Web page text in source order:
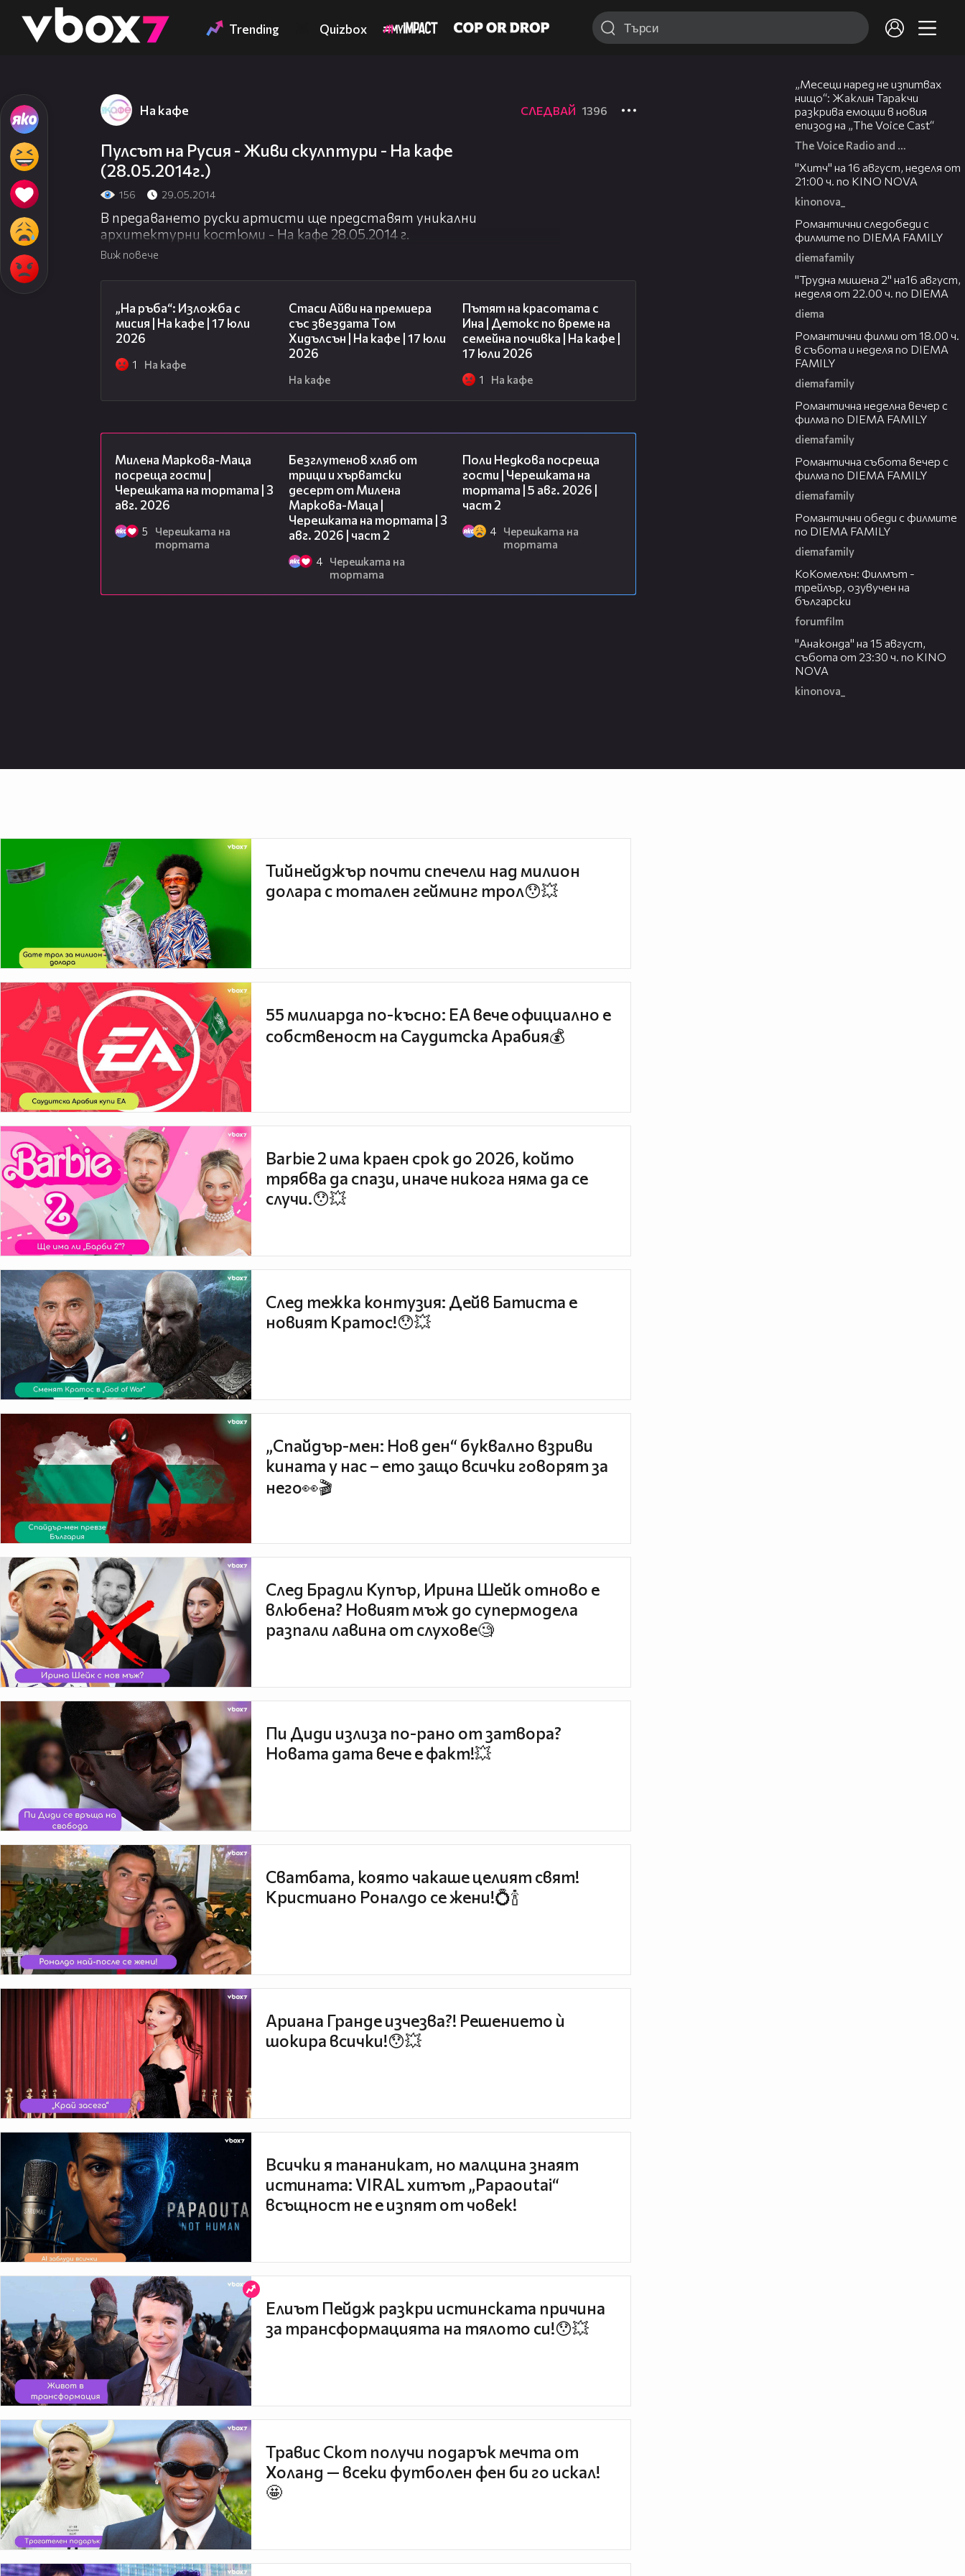
👾 Trending Quizbox
На кафе СЛЕДВАЙ 1396
Пулсът на Русия - Живи скулптури - На кафе
(28.05.2014г.)
156 29.05.2014
В предаването руски артисти ще представят уникални
архитектурни костюми - На кафе 28.05.2014 г.
Виж повече
„На ръба“: Изложба с
мисия | На кафе | 17 юли
2026
1 На кафе
Стаси Айви на премиера
със звездата Том
Хидълсън | На кафе | 17 юли
2026
На кафе
Пътят на красотата с
Ина | Детокс по време на
семейна почивка | На кафе |
17 юли 2026
1 На кафе
Милена Маркова-Маца
посреща гости |
Черешката на тортата | 3
авг. 2026
5
Черешката на
тортата
Безглутенов хляб от
трици и хърватски
десерт от Милена
Маркова-Маца |
Черешката на тортата | 3
авг. 2026 | част 2
4
Черешката на
тортата
Поли Недкова посреща
гости | Черешката на
тортата | 5 авг. 2026 |
част 2
4
Черешката на
тортата
„Месеци наред не изпитвах
нищо“: Жаклин Таракчи
разкрива емоции в новия
епизод на „The Voice Cast“
The Voice Radio and TV Bulgaria
"Хитч" на 16 август, неделя от
21:00 ч. по KINO NOVA
kinonova_
Романтични следобеди с
филмите по DIEMA FAMILY
diemafamily
"Трудна мишена 2" на16 август,
неделя от 22.00 ч. по DIEMA
diema
Романтични филми от 18.00 ч.
в събота и неделя по DIEMA
FAMILY
diemafamily
Романтичнa неделна вечер с
филма по DIEMA FAMILY
diemafamily
Романтичнa събота вечер с
филма по DIEMA FAMILY
diemafamily
Романтични обеди с филмите
по DIEMA FAMILY
diemafamily
КоКомелън: Филмът -
трейлър, озувучен на
български
forumfilm
"Анаконда" на 15 август,
събота от 23:30 ч. по KINO
NOVA
kinonova_
Тийнейджър почти спечели над милион
долара с тотален гейминг трол😯💥
55 милиарда по-късно: EA вече официално е
собственост на Саудитска Арабия💰
Barbie 2 има краен срок до 2026, който
трябва да спази, иначе никога няма да се
случи.😯💥
След тежка контузия: Дейв Батиста е
новият Кратос!😯💥
„Спайдър-мен: Нов ден“ буквално взриви
кината у нас – ето защо всички говорят за
него👀🎬
След Брадли Купър, Ирина Шейк отново е
влюбена? Новият мъж до супермодела
разпали лавина от слухове🧐
Пи Диди излиза по-рано от затвора?
Новата дата вече е факт!💥
Сватбата, която чакаше целият свят!
Кристиано Роналдо се жени!💍🍾
Ариана Гранде изчезва?! Решението ѝ
шокира всички!😯💥
Всички я тананикат, но малцина знаят
истината: VIRAL хитът „Papaoutai“
всъщност не е изпят от човек!
Елиът Пейдж разкри истинската причина
за трансформацията на тялото си!😯💥
Травис Скот получи подарък мечта от
Холанд — всеки футболен фен би го искал!
🤩